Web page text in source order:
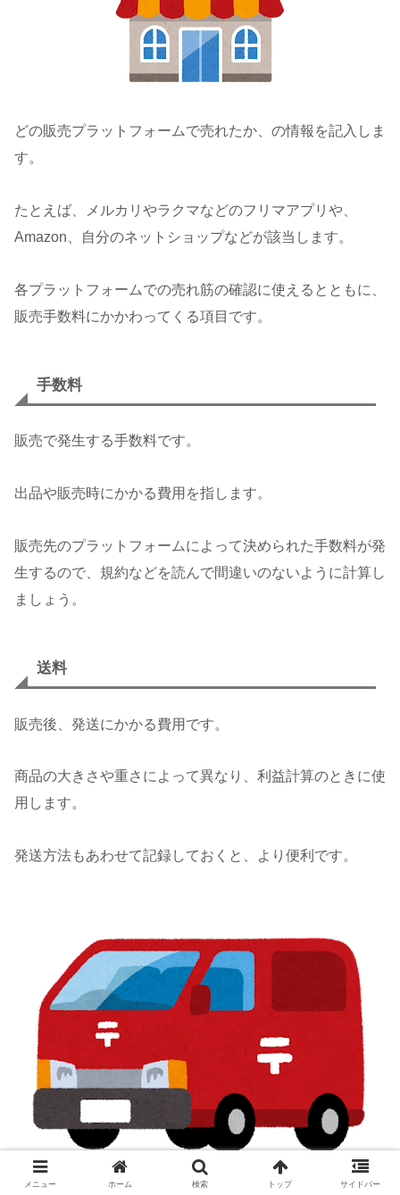
どの販売プラットフォームで売れたか、の情報を記入しま
す。
たとえば、メルカリやラクマなどのフリマアプリや、
Amazon、自分のネットショップなどが該当します。
各プラットフォームでの売れ筋の確認に使えるとともに、
販売手数料にかかわってくる項目です。
手数料
販売で発生する手数料です。
出品や販売時にかかる費用を指します。
販売先のプラットフォームによって決められた手数料が発
生するので、規約などを読んで間違いのないように計算し
ましょう。
送料
販売後、発送にかかる費用です。
商品の大きさや重さによって異なり、利益計算のときに使
用します。
発送方法もあわせて記録しておくと、より便利です。
メニュー ホーム 検索 トップ サイドバー